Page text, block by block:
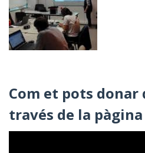
Com et pots donar
través de la